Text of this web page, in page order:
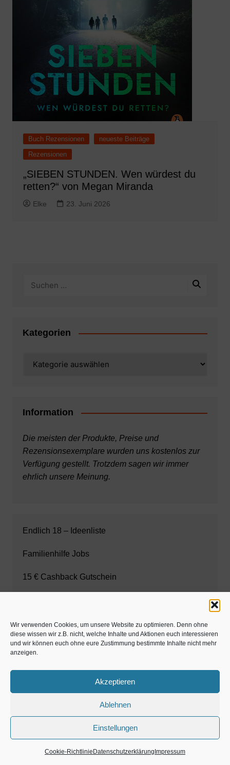
Wir verwenden Cookies, um unsere Website zu optimieren. Denn ohne
diese wissen wir z.B. nicht, welche Inhalte und Aktionen euch interessieren
und wir können euch ohne eure Zustimmung bestimmte Inhalte nicht mehr
anzeigen.
Akzeptieren
Ablehnen
Einstellungen
Cookie-Richtlinie Datenschutzerklärung Impressum
Buch Rezensionen
neueste Beiträge
Rezensionen
„SIEBEN STUNDEN. Wen würdest du
retten?“ von Megan Miranda
Elke 23. Juni 2026
Kategorien
Information
Die meisten der Produkte, Preise und
Rezensionsexemplare wurden uns kostenlos zur
Verfügung gestellt. Trotzdem sagen wir immer
ehrlich unsere Meinung.
Endlich 18 – Ideenliste
Familienhilfe Jobs
15 € Cashback Gutschein
Anmelden
Anmelden